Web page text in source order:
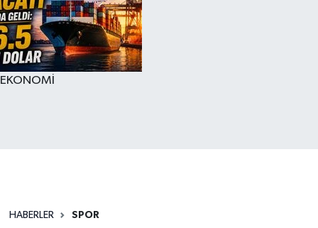
EKONOMİ
HABERLER SPOR